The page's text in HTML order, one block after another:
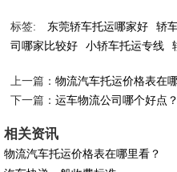
标签: 东莞轿车托运哪家好 轿
司哪家比较好
小轿车托运专线
上一篇：物流汽车托运价格表在
下一篇：运车物流公司哪个好点？
相关资讯
物流汽车托运价格表在哪里看？